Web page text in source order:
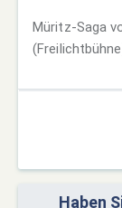
Müritz-Saga
Haben